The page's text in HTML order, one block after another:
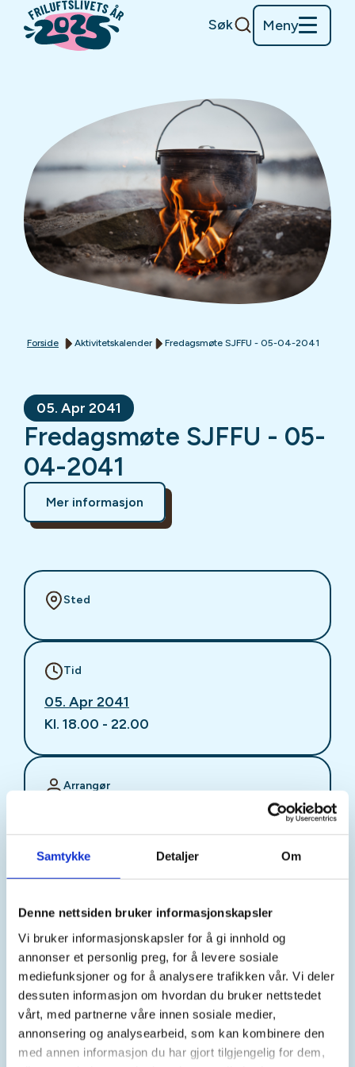
Samtykke Detaljer Om
Denne nettsiden bruker informasjonskapsler
Vi bruker informasjonskapsler for å gi innhold og
annonser et personlig preg, for å levere sosiale
mediefunksjoner og for å analysere trafikken vår. Vi deler
dessuten informasjon om hvordan du bruker nettstedet
vårt, med partnerne våre innen sosiale medier,
annonsering og analysearbeid, som kan kombinere den
med annen informasjon du har gjort tilgjengelig for dem,
Søk Meny
Forside Aktivitetskalender Fredagsmøte SJFFU - 05-04-2041
05. Apr 2041
Fredagsmøte SJFFU - 05-
04-2041
Mer informasjon
Sted
Tid
05. Apr 2041
Kl. 18.00 - 22.00
Arrangør
Kontaktperson
sjffung@outlook.com
Fast fredagsmøte i
Ungdomsutvalget SJFF
(SJFFU)